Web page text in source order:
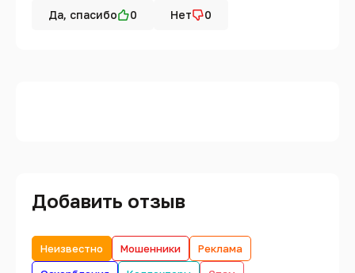
Да, спасибо
0 Нет 0
Добавить отзыв
Неизвестно Мошенники
Реклама